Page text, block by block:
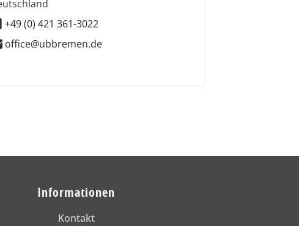
+49 (0) 421 361-3022
office@ubbremen.de
Informationen
Kontakt